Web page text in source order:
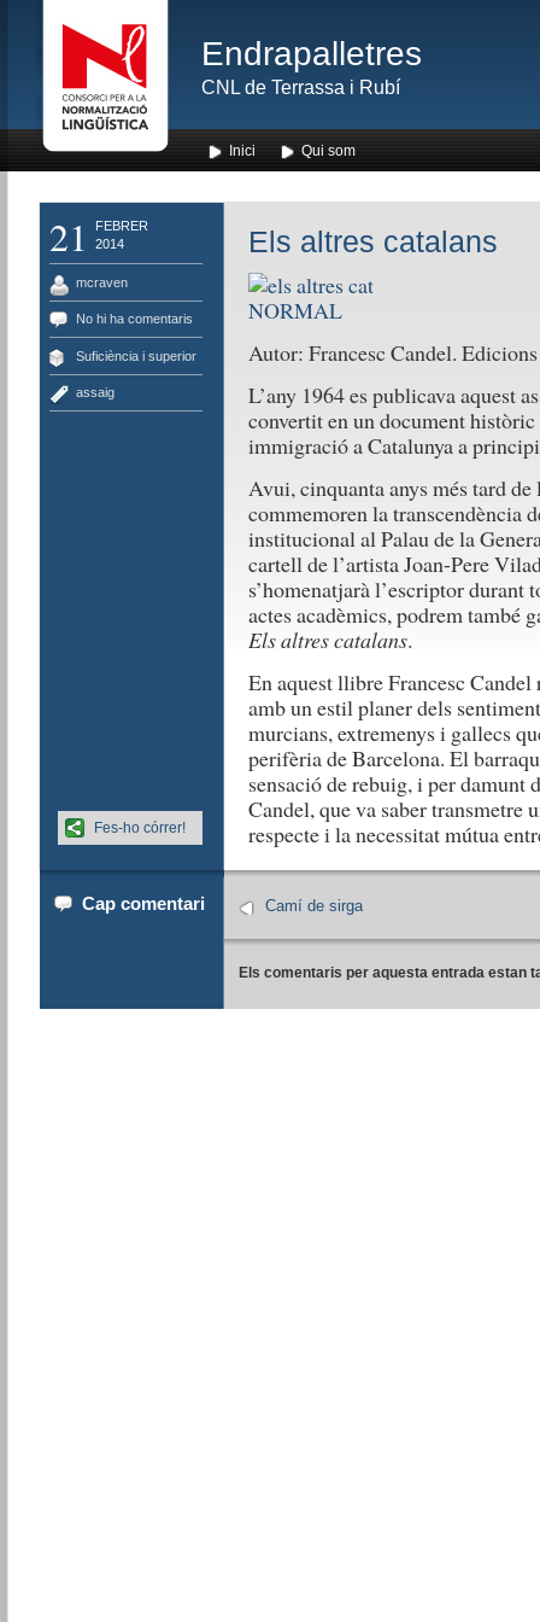
Endrapalletres
CNL de Terrassa i Rubí
Inici Qui som
21
FEBRER
2014
mcraven
No hi ha comentaris
Suficiència i superior
assaig
Els altres catalans
Autor: Francesc Candel.
L’any 1964 es publicava aquest
convertit en un document
immigració a Catalunya a
Avui, cinquanta anys més tard
commemoren la transcendència
institucional al Palau de la
cartell de l’artista Joan-Pere
s’homenatjarà l’escriptor durant
actes acadèmics, podrem també
Els altres catalans.
En aquest llibre Francesc
amb un estil planer dels
murcians, extremenys i gallecs
perifèria de Barcelona. El
sensació de rebuig, i per damunt
Candel, que va saber transmetre
respecte i la necessitat mútua
Fes-ho córrer!
Cap comentari Camí de sirga
Els comentaris per aquesta entrada estan